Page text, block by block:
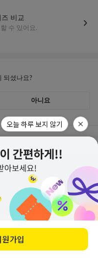
이내에 마이페이지내에서
로 전화/게시판으로
오늘 하루 보지 않기
가입